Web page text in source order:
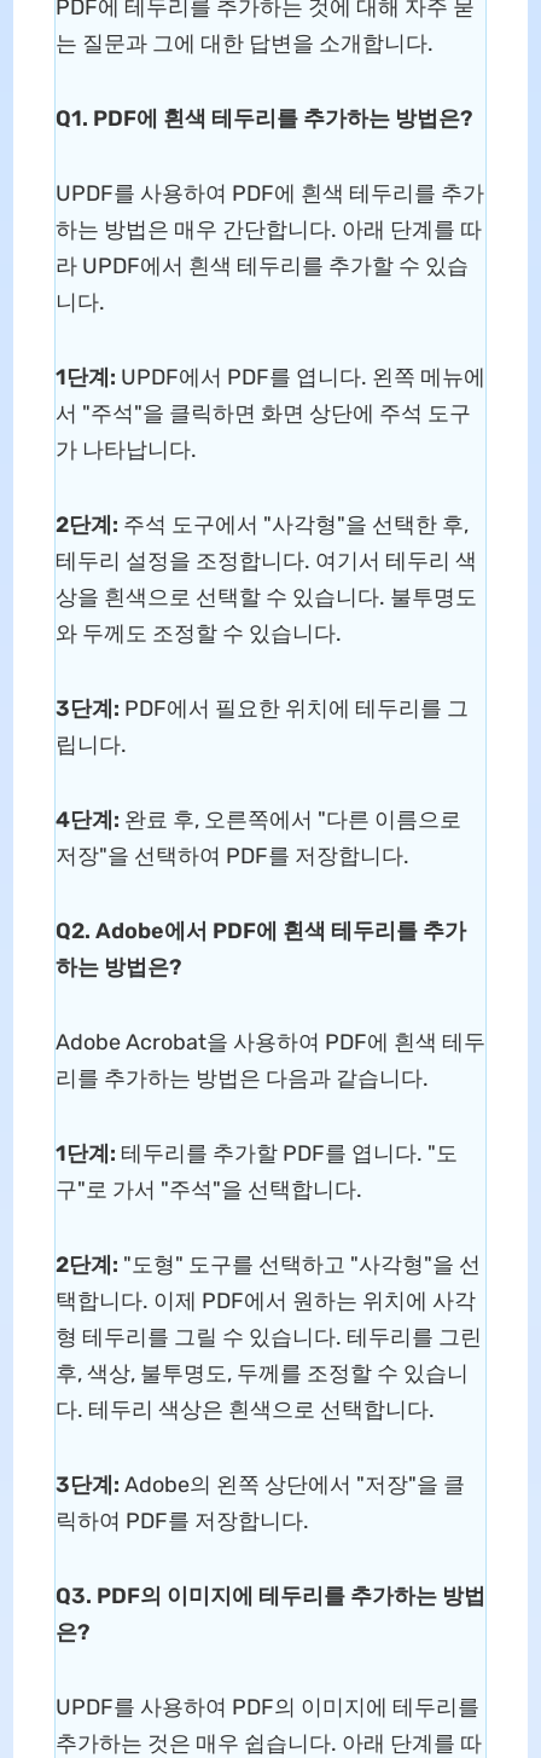
PDF에 테두리를 추가하는 것에 대해 자주 묻
는 질문과 그에 대한 답변을 소개합니다.
Q1. PDF에 흰색 테두리를 추가하는 방법은?
UPDF를 사용하여 PDF에 흰색 테두리를 추가
하는 방법은 매우 간단합니다. 아래 단계를 따
라 UPDF에서 흰색 테두리를 추가할 수 있습
니다.
1단계: UPDF에서 PDF를 엽니다. 왼쪽 메뉴에
서 "주석"을 클릭하면 화면 상단에 주석 도구
가 나타납니다.
2단계: 주석 도구에서 "사각형"을 선택한 후,
테두리 설정을 조정합니다. 여기서 테두리 색
상을 흰색으로 선택할 수 있습니다. 불투명도
와 두께도 조정할 수 있습니다.
3단계: PDF에서 필요한 위치에 테두리를 그
립니다.
4단계: 완료 후, 오른쪽에서 "다른 이름으로
저장"을 선택하여 PDF를 저장합니다.
Q2. Adobe에서 PDF에 흰색 테두리를 추가
하는 방법은?
Adobe Acrobat을 사용하여 PDF에 흰색 테두
리를 추가하는 방법은 다음과 같습니다.
1단계: 테두리를 추가할 PDF를 엽니다. "도
구"로 가서 "주석"을 선택합니다.
2단계: "도형" 도구를 선택하고 "사각형"을 선
택합니다. 이제 PDF에서 원하는 위치에 사각
형 테두리를 그릴 수 있습니다. 테두리를 그린
후, 색상, 불투명도, 두께를 조정할 수 있습니
다. 테두리 색상은 흰색으로 선택합니다.
3단계: Adobe의 왼쪽 상단에서 "저장"을 클
릭하여 PDF를 저장합니다.
Q3. PDF의 이미지에 테두리를 추가하는 방법
은?
UPDF를 사용하여 PDF의 이미지에 테두리를
추가하는 것은 매우 쉽습니다. 아래 단계를 따